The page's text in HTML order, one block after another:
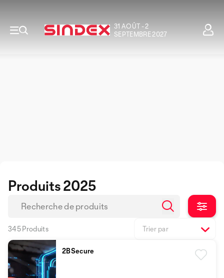
31 AOÛT - 2
SEPTEMBRE 2027
Produits 2025
345 Produits Trier par
2BSecure